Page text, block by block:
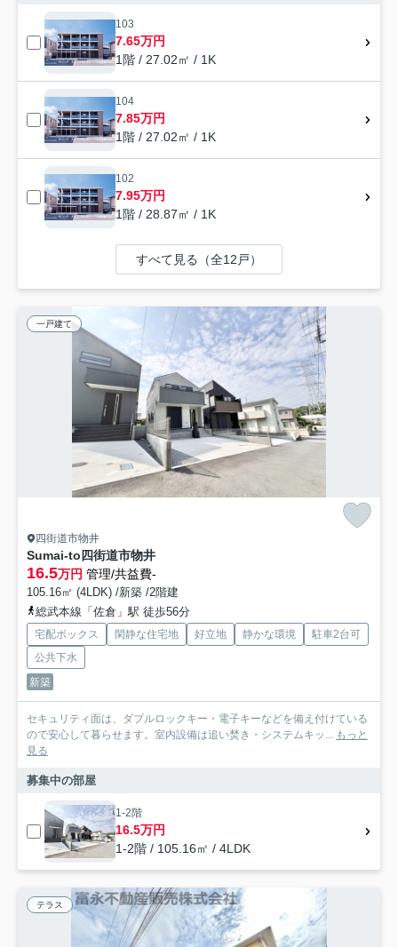
103
7.65万円
1階 / 27.02㎡ / 1K
104
7.85万円
1階 / 27.02㎡ / 1K
102
7.95万円
1階 / 28.87㎡ / 1K
すべて見る（全12戸）
一戸建て
四街道市物井
Sumai-to四街道市物井
16.5万円 管理/共益費-
105.16㎡ (4LDK) /新築 /2階建
総武本線「佐倉」駅 徒歩56分
宅配ボックス 閑静な住宅地 好立地 静かな環境
駐車2台可
公共下水
新築
セキュリティ面は、ダブルロックキー・電子キーなどを備え付けている
ので安心して暮らせます。室内設備は追い焚き・システムキッ... もっと
見る
募集中の部屋
1-2階
16.5万円
1-2階 / 105.16㎡ / 4LDK
テラス